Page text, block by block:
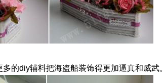
的diy辅料把海盗船装饰得更加逼真和威武。